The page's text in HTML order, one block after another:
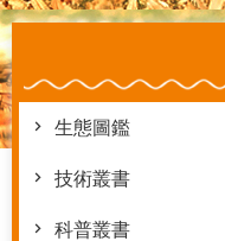
生態圖鑑
技術叢書
科普叢書